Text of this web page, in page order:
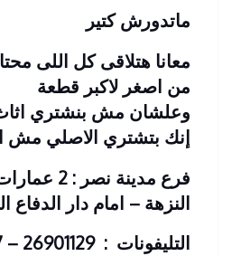
ماتدورش كتير
معانا هتلاقى كل اللى
من اصغر لاكبر قطعة
وعلشان مش بنشتري اثاث
إنك بتشتري الاصلي مش
فرع مدينة
النزهة – امام دار الدفاع
التليفونات : 26901129 – 01117172647